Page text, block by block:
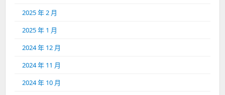
2025 年 2 月
2025 年 1 月
2024 年 12 月
2024 年 11 月
2024 年 10 月